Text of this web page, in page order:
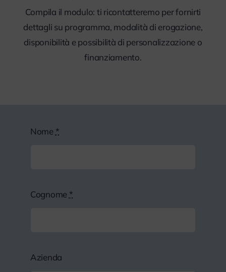
Compila il modulo: ti ricontatteremo per fornirti
dettagli su programma, modalità di erogazione,
disponibilità e possibilità di personalizzazione o
finanziamento.
Nome *
Cognome *
Azienda